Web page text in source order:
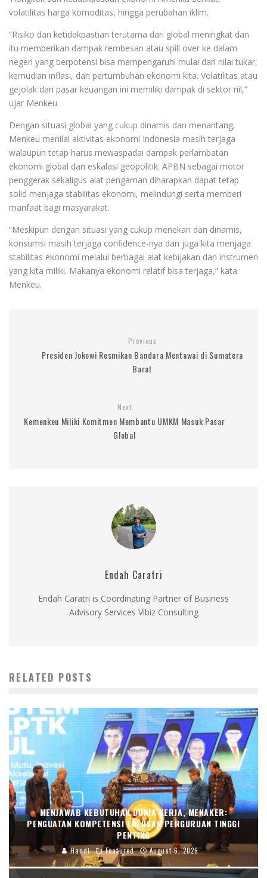
volatilitas harga komoditas, hingga perubahan iklim.
“Risiko dan ketidakpastian terutama dari global meningkat dan
itu memberikan dampak rembesan atau spill over ke dalam
negeri yang berpotensi bisa mempengaruhi mulai dari nilai tukar,
kemudian inflasi, dan pertumbuhan ekonomi kita. Volatilitas atau
gejolak dari pasar keuangan ini memiliki dampak di sektor riil,”
ujar Menkeu.
Dengan situasi global yang cukup dinamis dan menantang,
Menkeu menilai aktivitas ekonomi Indonesia masih terjaga
walaupun tetap harus mewaspadai dampak perlambatan
ekonomi global dan eskalasi geopolitik. APBN sebagai motor
penggerak sekaligus alat pengaman diharapkan dapat tetap
solid menjaga stabilitas ekonomi, melindungi serta memberi
manfaat bagi masyarakat.
“Meskipun dengan situasi yang cukup menekan dan dinamis,
konsumsi masih terjaga confidence-nya dan juga kita menjaga
stabilitas ekonomi melalui berbagai alat kebijakan dan instrumen
yang kita miliki. Makanya ekonomi relatif bisa terjaga,” kata
Menkeu.
Previous
Presiden Jokowi Resmikan Bandara Mentawai di Sumatera
Barat
Next
Kemenkeu Miliki Komitmen Membantu UMKM Masuk Pasar
Global
Endah Caratri
Endah Caratri is Coordinating Partner of Business
Advisory Services Vibiz Consulting
RELATED POSTS
MENJAWAB KEBUTUHAN DUNIA KERJA, MENAKER:
PENGUATAN KOMPETENSI LULUSAN PERGURUAN TINGGI
PENTING
Handi Featured August 6, 2026